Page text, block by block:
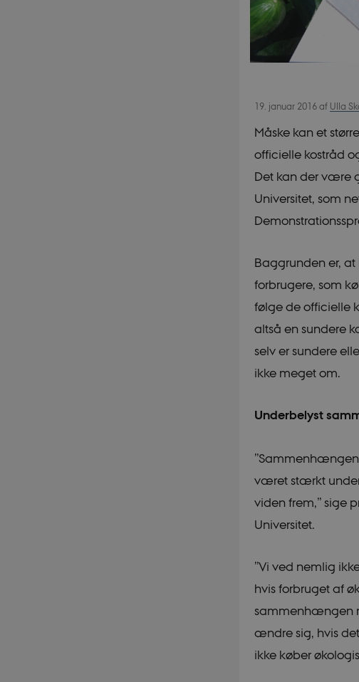
19. januar 2016 af Ulla
Måske kan et
officielle kostråd
Det kan der være
Universitet, som
Baggrunden er,
forbrugere, som
følge de officielle
altså en sundere
selv er sundere
ikke meget om.
Underbelyst
været stærkt
viden frem,” sige
Universitet.
”Vi ved nemlig
hvis forbruget af
sammenhængen
ændre sig, hvis
ikke køber